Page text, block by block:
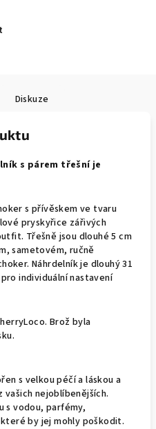
Diskuze
s párem třešní je
s přívěskem ve tvaru
pryskyřice zářivých
Třešně jsou dlouhé 5 cm
sametovém, ručně
Náhrdelník je dlouhý 31
individuální nastavení
Brož byla
s velkou péčí a láskou a
nejoblíbenějších.
s vodou, parfémy,
by jej mohly poškodit.